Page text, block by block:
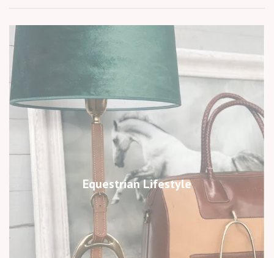
Equestrian Lifestyle